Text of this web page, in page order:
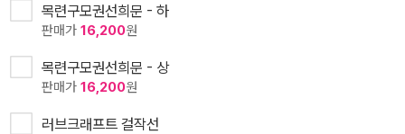
목련구모권선희문 - 하
판매가 16,200원
목련구모권선희문 - 상
판매가 16,200원
러브크래프트 걸작선